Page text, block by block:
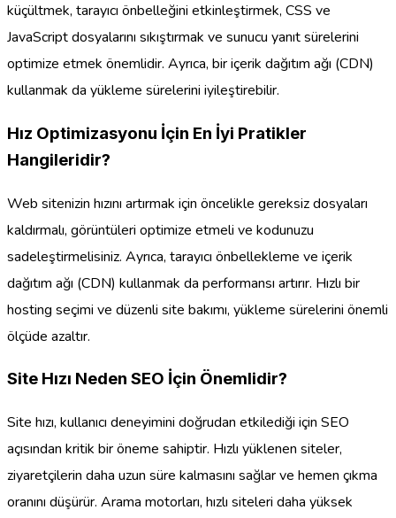
küçültmek, tarayıcı önbelleğini etkinleştirmek, CSS ve
JavaScript dosyalarını sıkıştırmak ve sunucu yanıt sürelerini
optimize etmek önemlidir. Ayrıca, bir içerik dağıtım ağı (CDN)
kullanmak da yükleme sürelerini iyileştirebilir.
Hız Optimizasyonu İçin En İyi Pratikler
Hangileridir?
Web sitenizin hızını artırmak için öncelikle gereksiz dosyaları
kaldırmalı, görüntüleri optimize etmeli ve kodunuzu
sadeleştirmelisiniz. Ayrıca, tarayıcı önbellekleme ve içerik
dağıtım ağı (CDN) kullanmak da performansı artırır. Hızlı bir
hosting seçimi ve düzenli site bakımı, yükleme sürelerini önemli
ölçüde azaltır.
Site Hızı Neden SEO İçin Önemlidir?
Site hızı, kullanıcı deneyimini doğrudan etkilediği için SEO
açısından kritik bir öneme sahiptir. Hızlı yüklenen siteler,
ziyaretçilerin daha uzun süre kalmasını sağlar ve hemen çıkma
oranını düşürür. Arama motorları, hızlı siteleri daha yüksek